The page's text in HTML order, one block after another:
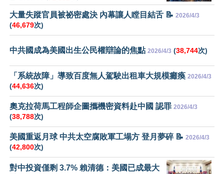
大量失蹤官員被祕密處決 內幕讓人瞠目結舌 📝 2026/4/3
(46,679次)
中共國成為美國出生公民權辯論的焦點 2026/4/3 (38,744次)
「系統故障」導致百度無人駕駛出租車大規模癱瘓 2026/4/3
(44,636次)
奧克拉荷馬工程師企圖攜機密資料赴中國 認罪 2026/4/3
(38,788次)
美國重返月球 中共太空腐敗軍工塌方 登月夢碎 📝 2026/4/3
(42,800次)
對中投資僅剩 3.7% 賴清德：美國已成最大